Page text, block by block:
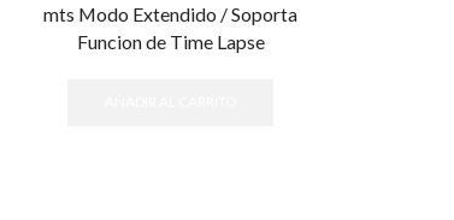
mts Modo Extendido / Soporta
Funcion de Time Lapse